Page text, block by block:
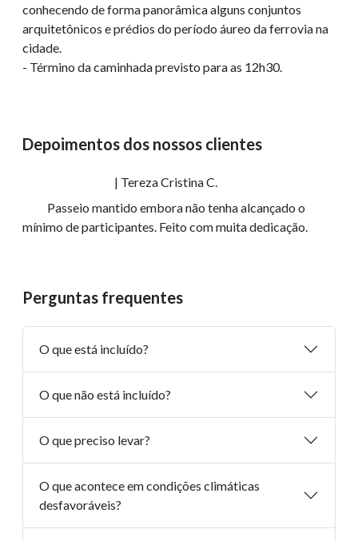
conhecendo de forma panorâmica alguns conjuntos
arquitetônicos e prédios do período áureo da ferrovia na
cidade.
- Término da caminhada previsto para as 12h30.
Depoimentos dos nossos clientes
| Tereza Cristina C.
Passeio mantido embora não tenha alcançado o
mínimo de participantes. Feito com muita dedicação.
Perguntas frequentes
O que está incluído?
O que não está incluído?
O que preciso levar?
O que acontece em condições climáticas
desfavoráveis?